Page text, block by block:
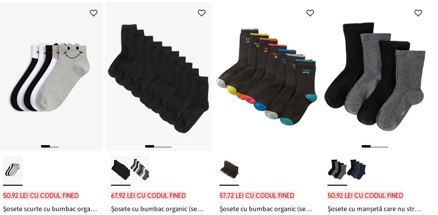
50,92 lei cu codul FINED
Șosete scurte cu bumbac organic (set/5 perechi)
67,92 lei cu codul FINED
Șosete cu bumbac organic (set/10 perechi)
57,72 lei cu codul FINED
Șosete cu bumbac organic (set/7 perechi)
50,92 lei cu codul FINED
Șosete cu manșetă care nu strânge (set/4 perechi)